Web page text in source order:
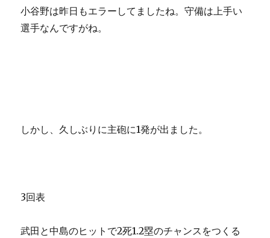
小谷野は昨日もエラーしてましたね。守備は上手い
選手なんですがね。
しかし、久しぶりに主砲に1発が出ました。
3回表
武田と中島のヒットで2死1.2塁のチャンスをつくる